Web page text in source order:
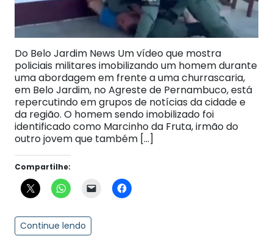
Do Belo Jardim News Um vídeo que mostra
policiais militares imobilizando um homem durante
uma abordagem em frente a uma churrascaria,
em Belo Jardim, no Agreste de Pernambuco, está
repercutindo em grupos de notícias da cidade e
da região. O homem sendo imobilizado foi
identificado como Marcinho da Fruta, irmão do
outro jovem que também […]
Compartilhe:
Continue lendo